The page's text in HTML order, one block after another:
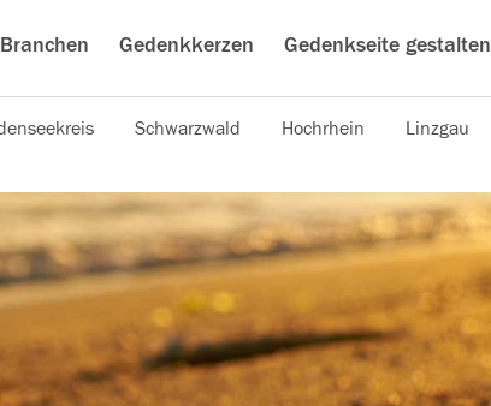
Branchen Gedenkkerzen Gedenkseite gestalten
Schwarzwald Hochrhein Linzgau